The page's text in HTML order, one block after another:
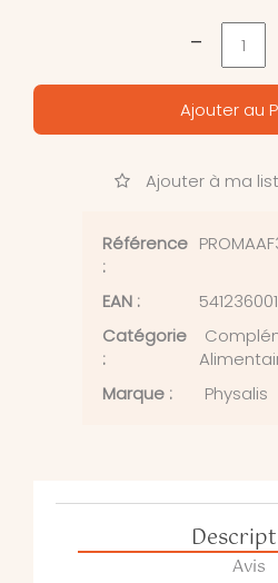
-
Ajouter au
Ajouter à ma
Référence
:
EAN :
Catégorie
:
Marque :
Physalis
Avis